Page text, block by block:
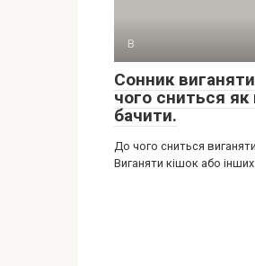
В
Сонник
чого сниться як
бачити.
До чого сниться
Виганяти кішок або